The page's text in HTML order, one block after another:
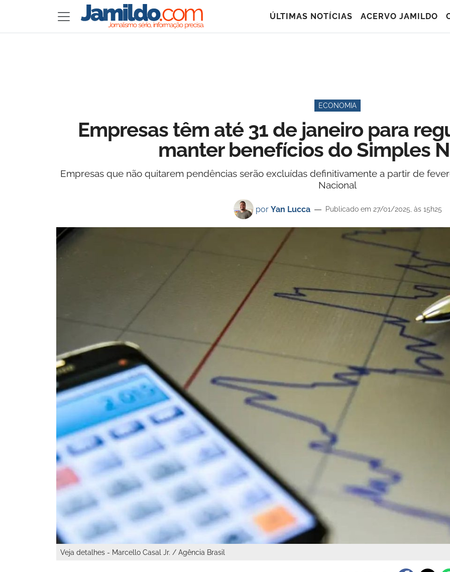
ÚLTIMAS NOTÍCIAS ACERVO JAMILDO
ECONOMIA
Empresas têm até 31 de janeiro para
manter benefícios do Simples
Empresas que não quitarem pendências serão excluídas definitivamente a partir de
Nacional
por Yan Lucca Publicado em 27/01/2025, às 15h25
Veja detalhes - Marcello Casal Jr. / Agência Brasil